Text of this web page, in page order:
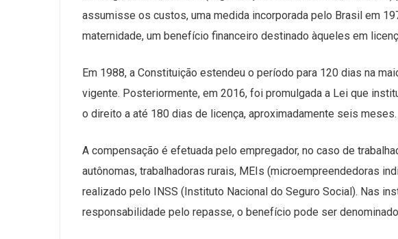
assumisse os custos, uma medida incorporada pelo Brasil em
maternidade, um benefício financeiro destinado àqueles em
Em 1988, a Constituição estendeu o período para 120 dias na
vigente. Posteriormente, em 2016, foi promulgada a Lei que
o direito a até 180 dias de licença, aproximadamente seis meses.
A compensação é efetuada pelo empregador, no caso de
autônomas, trabalhadoras rurais, MEIs (microempreendedoras
realizado pelo INSS (Instituto Nacional do Seguro Social). Nas
responsabilidade pelo repasse, o benefício pode ser